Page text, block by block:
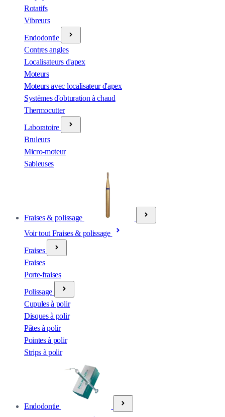
Rotatifs
Vibreurs
Endodontie
Contres angles
Localisateurs d'apex
Moteurs
Moteurs avec localisateur d'apex
Systèmes d'obturation à chaud
Thermocutter
Laboratoire
Bruleurs
Micro-moteur
Sableuses
Fraises & polissage
Voir tout Fraises & polissage
Fraises
Fraises
Porte-fraises
Polissage
Cupules à polir
Disques à polir
Pâtes à polir
Pointes à polir
Strips à polir
Endodontie